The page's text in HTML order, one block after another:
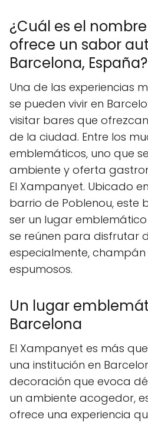
¿Cuál es el
ofrece un sabor
Barcelona, España?
Una de las experiencias
se pueden vivir en
visitar bares que
de la ciudad. Entre los
emblemáticos, uno que
ambiente y oferta
El Xampanyet. Ubicado
barrio de Poblenou, este
ser un lugar
se reúnen para disfrutar
especialmente, champán
espumosos.
Un lugar
Barcelona
El Xampanyet es más
una institución en
decoración que evoca
un ambiente acogedor,
ofrece una experiencia